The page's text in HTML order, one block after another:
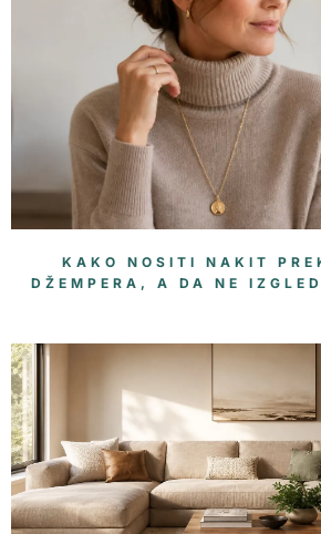
KAKO NOSITI NAKIT
DŽEMPERA, A DA NE